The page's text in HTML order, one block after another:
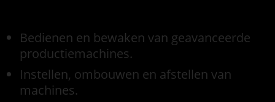
Bedienen en bewaken van geavanceerde
productiemachines.
Instellen, ombouwen en afstellen van
machines.